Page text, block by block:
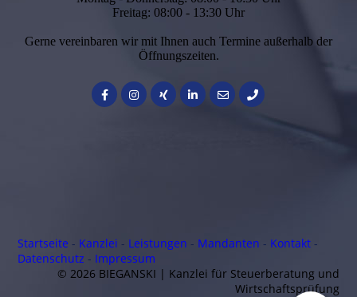
Freitag: 08:00 - 13:30 Uhr
Gerne vereinbaren wir mit Ihnen auch Termine außerhalb der
Öffnungszeiten.
Startseite - Kanzlei - Leistungen - Mandanten - Kontakt -
Daten­schutz - Impressum
© 2026 BIEGANSKI | Kanzlei für Steuerberatung und
Wirtschaftsprüfung